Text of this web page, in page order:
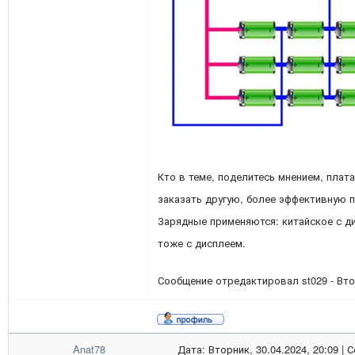
Кто в теме, поделитесь мнением,
заказать другую, более
Зарядные применяются: китайское с
тоже с дисплеем.
Сообщение отредактировал st029 -
Anat78 Дата: Вторник, 30.04.2024, 20:09 |